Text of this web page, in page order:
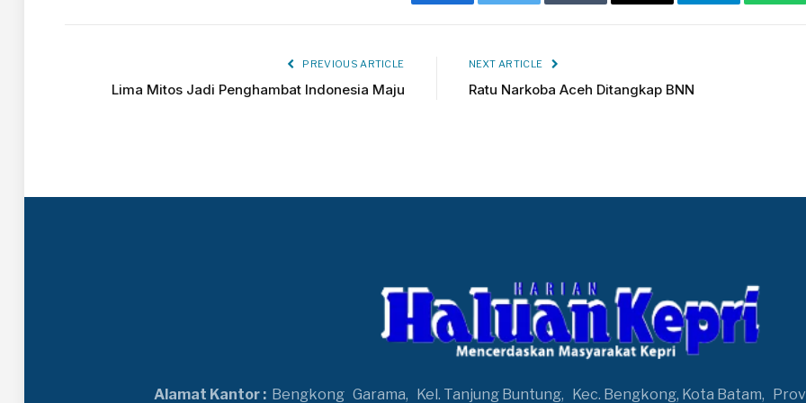
Facebook Twitter Tumblr Email Telegram
PREVIOUS ARTICLE
Lima Mitos Jadi Penghambat Indonesia Maju
NEXT ARTICLE
Ratu Narkoba Aceh Ditangkap BNN
Alamat Kantor : Bengkong Garama, Kel. Tanjung Buntung, Kec. Bengkong, Kota Batam,